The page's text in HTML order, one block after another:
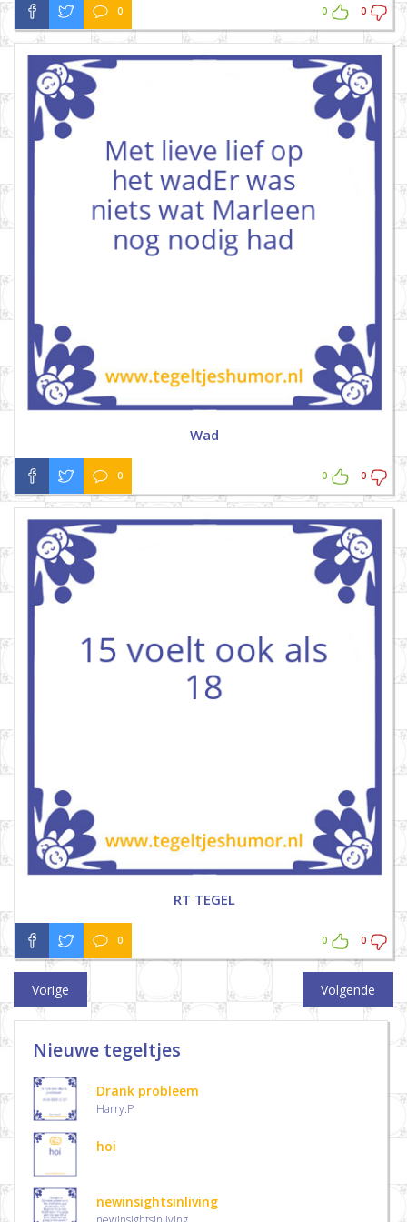
0 0 0
Wad
0 0 0
RT TEGEL
0 0 0
Vorige Volgende
Nieuwe tegeltjes
Drank probleem
Harry.P
hoi
newinsightsinliving